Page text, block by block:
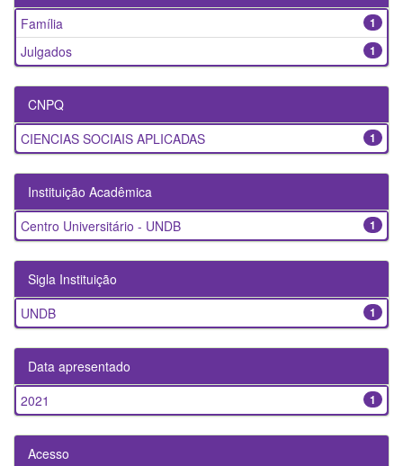
1
Família
1
Julgados
CNPQ
1
CIENCIAS SOCIAIS APLICADAS
Instituição Acadêmica
1
Centro Universitário - UNDB
Sigla Instituição
1
UNDB
Data apresentado
1
2021
Acesso